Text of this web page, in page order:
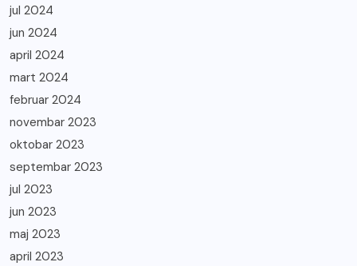
jul 2024
jun 2024
april 2024
mart 2024
februar 2024
novembar 2023
oktobar 2023
septembar 2023
jul 2023
jun 2023
maj 2023
april 2023